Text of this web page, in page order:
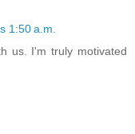
1:50 a.m.
us. I'm truly motivated